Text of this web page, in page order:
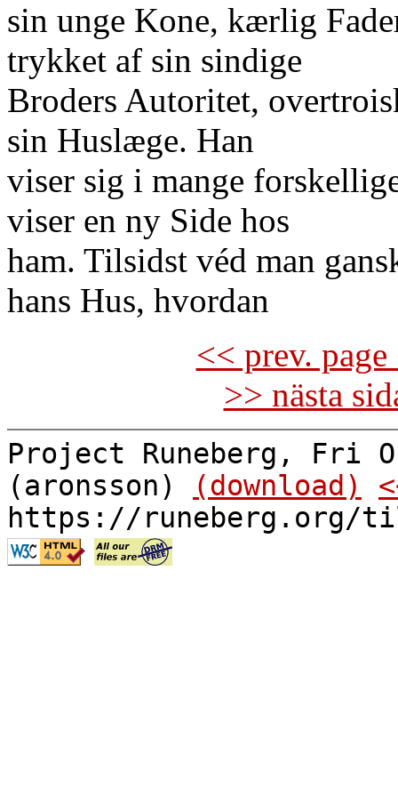
sin unge Kone, kærlig
trykket af sin sindige
Broders Autoritet,
sin Huslæge. Han
viser sig i mange
viser en ny Side hos
ham. Tilsidst véd man
hans Hus, hvordan
<< prev.
>> nästa
Project Runeberg, Fri
(aronsson)
(download)
https://runeberg.org/